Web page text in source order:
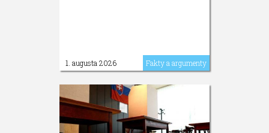
1. augusta 2026 Fakty a argumenty